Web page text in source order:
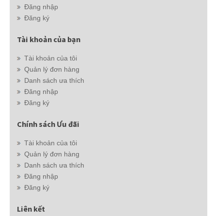
Đăng nhập
Đăng ký
Tài khoản của bạn
Tài khoản của tôi
Quản lý đơn hàng
Danh sách ưa thích
Đăng nhập
Đăng ký
Chính sách Ưu đãi
Tài khoản của tôi
Quản lý đơn hàng
Danh sách ưa thích
Đăng nhập
Đăng ký
Liên kết